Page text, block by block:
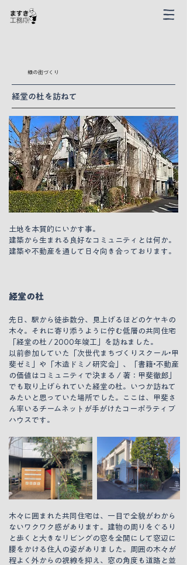
緑の街づくり
経堂の杜を訪ねて
土地を本質的にいかす事。
建築から生まれる良好なコミュニティとは何か。
建築や不動産を通して日々向き合っております。
経堂の杜
先日、駅から徒歩数分、見上げるほどのケヤキの
木々。それに寄り添うように佇む低層の共同住宅
「経堂の杜 / 2000年竣工」を訪ねました。
以前参加していた「次世代まちづくりスクール•甲
斐ゼミ」や「木造ドミノ研究会」、「書籍•不動産
の価値はコミュニティで決まる / 著：甲斐徹郎」
でも取り上げられていた経堂の杜。いつか訪ねて
みたいと思っていた場所でした。ここは、甲斐さ
ん率いるチームネットが手がけたコーポラティブ
ハウスです。
木々に囲まれた共同住宅は、一目で全貌がわから
ないワクワク感があります。建物の周りをぐるり
と歩くと大きなリビングの窓を全開にして窓辺に
腰をかける住人の姿がありました。周囲の木々が
程よく外からの視線を抑え、窓の角度も道路と並